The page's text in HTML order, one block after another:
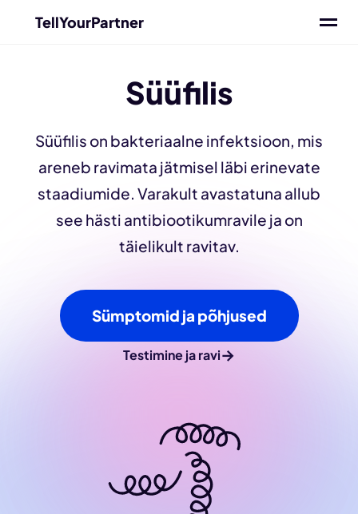
TellYourPartner
Süüfilis
Süüfilis on bakteriaalne infektsioon, mis
areneb ravimata jätmisel läbi erinevate
staadiumide. Varakult avastatuna allub
see hästi antibiootikumravile ja on
täielikult ravitav.
Sümptomid ja põhjused
Testimine ja ravi→